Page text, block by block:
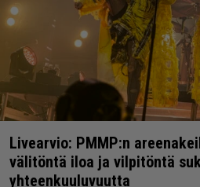
Livearvio: PMMP:n
välitöntä iloa ja vilpitöntä
yhteenkuuluvuutta